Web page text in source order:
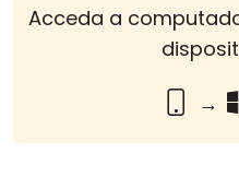
Acceda a
→